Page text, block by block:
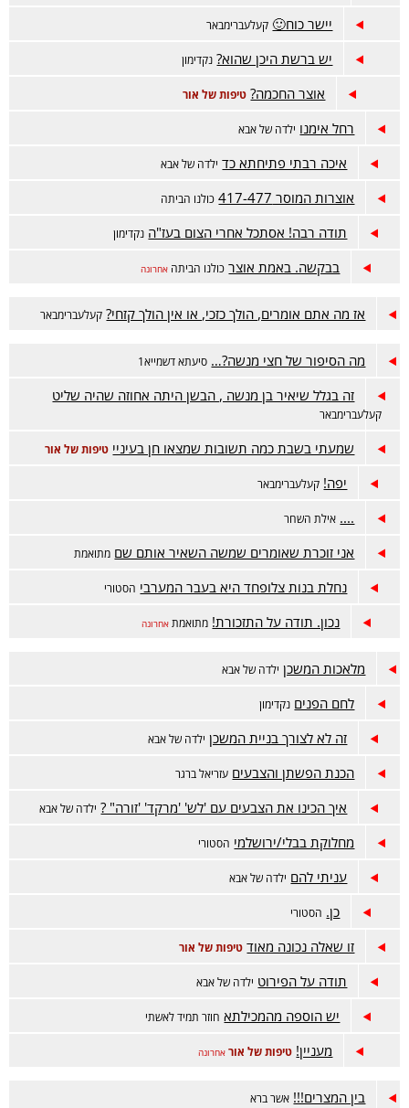
יישר כוח🙂 קעלעברימבאר
יש ברשת היכן שהוא? נקדימון
אוצר החכמה? טיפות של אור
רחל אימנו ילדה של אבא
איכה רבתי פתיחתא כד ילדה של אבא
אוצרות המוסר 417-477 כולנו הביתה
תודה רבה! אסתכל אחרי הצום בעז"ה נקדימון
בבקשה. באמת אוצר כולנו הביתה אחרונה
אז מה אתם אומרים, הולך כזכי, או אין הולך קזחי? קעלעברימבאר
מה הסיפור של חצי מנשה?… סיעתא דשמייא1
זה בגלל שיאיר בן מנשה , הבשן היתה אחוזה שהיה שליט
קעלעברימבאר
שמעתי בשבת כמה תשובות שמצאו חן בעיניי טיפות של אור
יפה! קעלעברימבאר
.... אילת השחר
אני זוכרת שאומרים שמשה השאיר אותם שם מתואמת
נחלת בנות צלופחד היא בעבר המערבי הסטורי
נכון. תודה על התזכורת! מתואמת אחרונה
מלאכות המשכן ילדה של אבא
לחם הפנים נקדימון
זה לא לצורך בניית המשכן ילדה של אבא
הכנת הפשתן והצבעים עזריאל ברגר
איך הכינו את הצבעים עם 'לש' 'מרקד' 'זורה" ? ילדה של אבא
מחלוקת בבלי/ירושלמי הסטורי
עניתי להם ילדה של אבא
כן. הסטורי
זו שאלה נכונה מאוד טיפות של אור
תודה על הפירוט ילדה של אבא
יש הוספה מהמכילתא חוזר תמיד לאשתי
מעניין! טיפות של אור אחרונה
בין המצרים!!! אשר ברא